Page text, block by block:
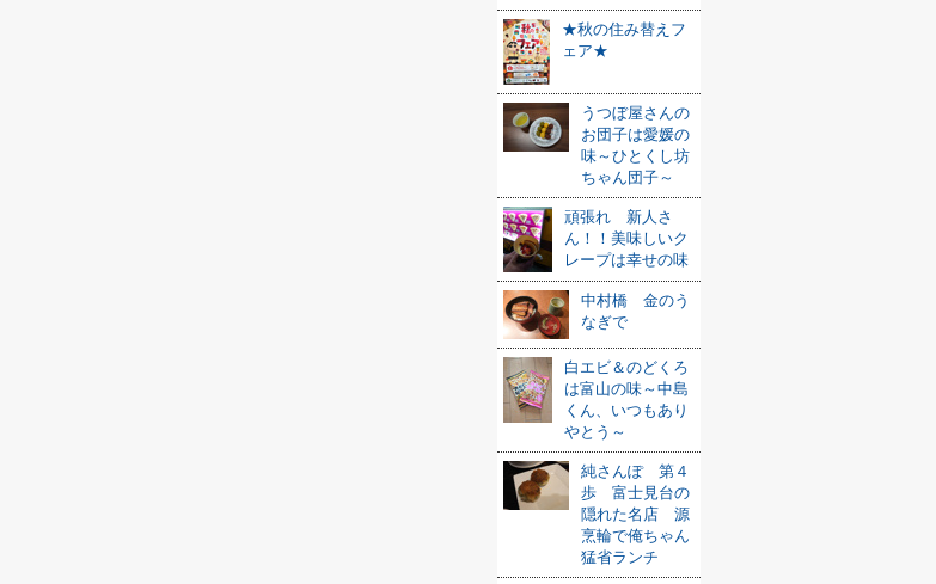
★秋の住み替えフ
ェア★
うつぼ屋さんの
お団子は愛媛の
味～ひとくし坊
ちゃん団子～
頑張れ 新人さ
ん！！美味しいク
レープは幸せの味
中村橋 金のう
なぎで
白エビ＆のどくろ
は富山の味～中島
くん、いつもあり
やとう～
純さんぽ 第４
歩 富士見台の
隠れた名店 源
烹輪で俺ちゃん
猛省ランチ